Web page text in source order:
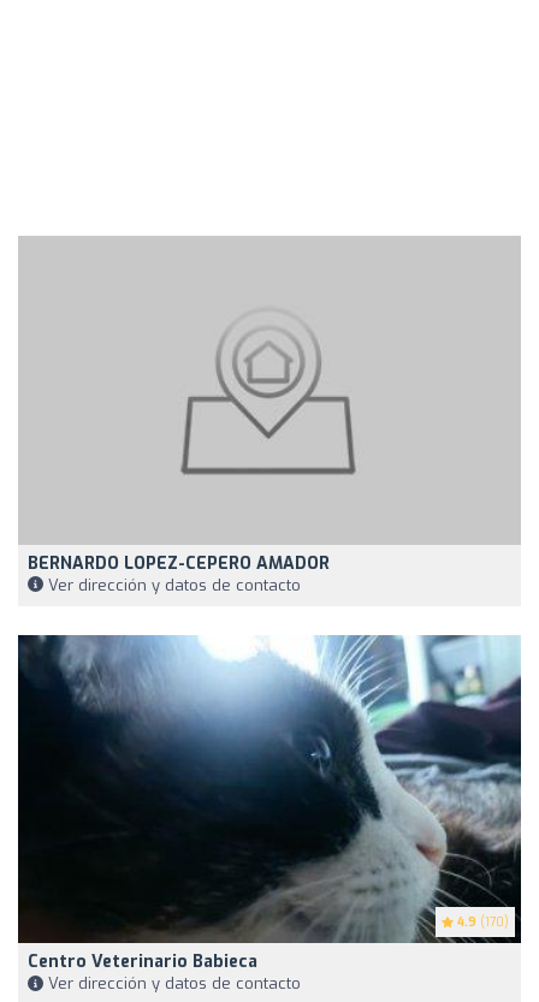
BERNARDO LOPEZ-CEPERO AMADOR
Ver dirección y datos de contacto
4.9 (170)
Centro Veterinario Babieca
Ver dirección y datos de contacto